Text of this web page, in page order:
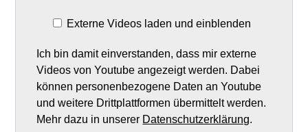
Externe Videos laden und einblenden
Ich bin damit einverstanden, dass mir externe
Videos von Youtube angezeigt werden. Dabei
können personenbezogene Daten an Youtube
und weitere Drittplattformen übermittelt werden.
Mehr dazu in unserer Datenschutzerklärung.